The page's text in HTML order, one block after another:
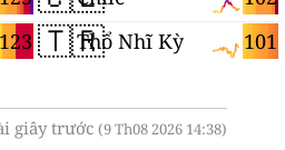
123 🇹🇷 101
Thổ Nhĩ Kỳ
giây trước (9 Th08 2026 14:38)